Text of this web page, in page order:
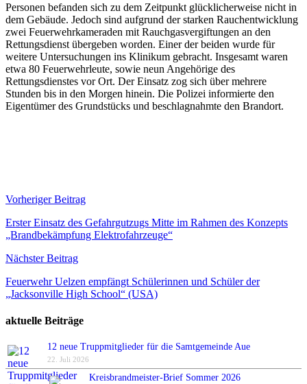
Personen befanden sich zu dem Zeitpunkt glücklicherweise nicht in
dem Gebäude. Jedoch sind aufgrund der starken Rauchentwicklung
zwei Feuerwehrkameraden mit Rauchgasvergiftungen an den
Rettungsdienst übergeben worden. Einer der beiden wurde für
weitere Untersuchungen ins Klinikum gebracht. Insgesamt waren
etwa 80 Feuerwehrleute, sowie neun Angehörige des
Rettungsdienstes vor Ort. Der Einsatz zog sich über mehrere
Stunden bis in den Morgen hinein. Die Polizei informierte den
Eigentümer des Grundstücks und beschlagnahmte den Brandort.
Beitragsnavigation
Vorheriger Beitrag
Erster Einsatz des Gefahrgutzugs Mitte im Rahmen des Konzepts
„Brandbekämpfung Elektrofahrzeuge“
Nächster Beitrag
Feuerwehr Uelzen empfängt Schülerinnen und Schüler der
„Jacksonville High School“ (USA)
aktuelle Beiträge
12 neue Truppmitglieder für die Samtgemeinde Aue
22. Juli 2026
Kreisbrandmeister-Brief Sommer 2026